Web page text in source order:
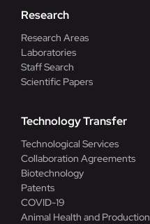
Research
Research Areas
Laboratories
Staff Search
Scientific Papers
Technology Transfer
Technological Services
Collaboration Agreements
Biotechnology
Patents
COVID-19
Animal Health and Production